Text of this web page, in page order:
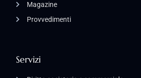
Servizi
Magazine
Provvedimenti